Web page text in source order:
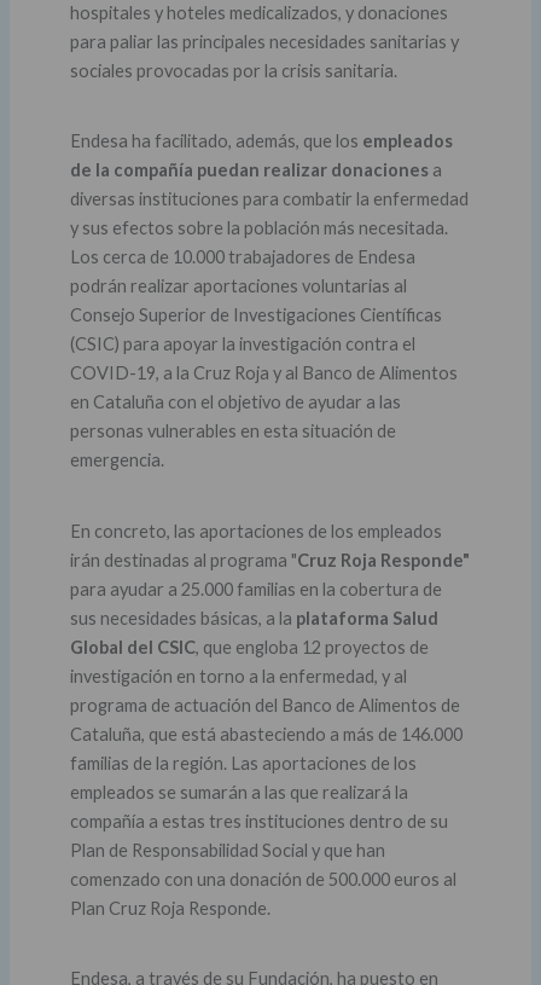
hospitales y hoteles medicalizados, y donaciones
para paliar las principales necesidades sanitarias y
sociales provocadas por la crisis sanitaria.
Endesa ha facilitado, además, que los empleados
de la compañía puedan realizar donacionesa
diversas instituciones para combatir la enfermedad
y sus efectos sobre la población más necesitada.
Los cerca de 10.000 trabajadores de Endesa
podrán realizar aportaciones voluntarias al
Consejo Superior de Investigaciones Científicas
(CSIC) para apoyar la investigación contra el
COVID-19, a la Cruz Roja y al Banco de Alimentos
en Cataluña con el objetivo de ayudar a las
personas vulnerables en esta situación de
emergencia.
En concreto, las aportaciones de los empleados
irán destinadas al programa "Cruz Roja Responde"
para ayudar a 25.000 familias en la cobertura de
sus necesidades básicas, a la plataforma Salud
Global del CSIC, que engloba 12 proyectos de
investigación en torno a la enfermedad, y al
programa de actuación del Banco de Alimentos de
Cataluña, que está abasteciendo a más de 146.000
familias de la región. Las aportaciones de los
empleados se sumarán a las que realizará la
compañía a estas tres instituciones dentro de su
Plan de Responsabilidad Social y que han
comenzado con una donación de 500.000 euros al
Plan Cruz Roja Responde.
Endesa, a través de su Fundación, ha puesto en